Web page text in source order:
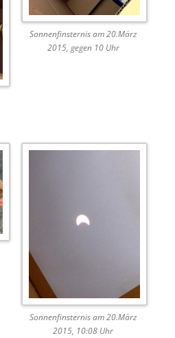
Sonnenfinsternis am 20.März
2015, gegen 10 Uhr
Sonnenfinsternis am 20.März
2015, 10:08 Uhr